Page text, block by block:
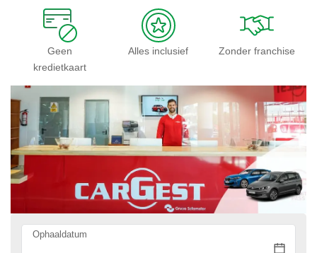
Geen
kredietkaart
Alles inclusief Zonder franchise
Ophaaldatum